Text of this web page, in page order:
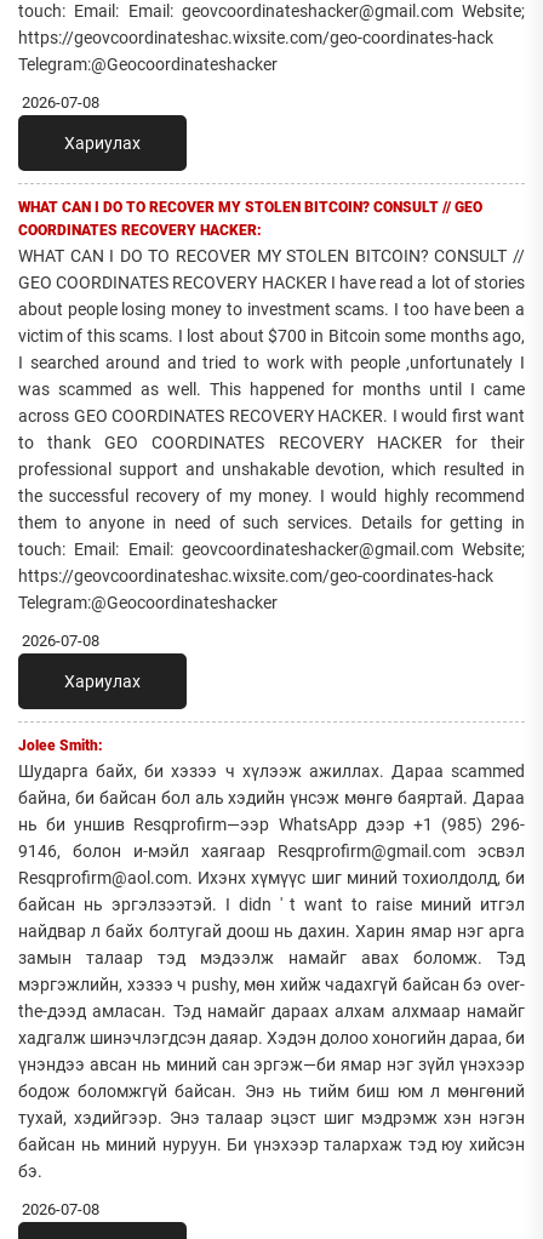
touch: Email: Email: geovcoordinateshacker@gmail.com Website;
https://geovcoordinateshac.wixsite.com/geo-coordinates-hack
Telegram:@Geocoordinateshacker
2026-07-08
Хариулах
WHAT CAN I DO TO RECOVER MY STOLEN BITCOIN? CONSULT // GEO
COORDINATES RECOVERY HACKER:
WHAT CAN I DO TO RECOVER MY STOLEN BITCOIN? CONSULT //
GEO COORDINATES RECOVERY HACKER I have read a lot of stories
about people losing money to investment scams. I too have been a
victim of this scams. I lost about $700 in Bitcoin some months ago,
I searched around and tried to work with people ,unfortunately I
was scammed as well. This happened for months until I came
across GEO COORDINATES RECOVERY HACKER. I would first want
to thank GEO COORDINATES RECOVERY HACKER for their
professional support and unshakable devotion, which resulted in
the successful recovery of my money. I would highly recommend
them to anyone in need of such services. Details for getting in
touch: Email: Email: geovcoordinateshacker@gmail.com Website;
https://geovcoordinateshac.wixsite.com/geo-coordinates-hack
Telegram:@Geocoordinateshacker
2026-07-08
Хариулах
Jolee Smith:
Шударга байх, би хэзээ ч хүлээж ажиллах. Дараа scammed
байна, би байсан бол аль хэдийн үнсэж мөнгө баяртай. Дараа
нь би уншив Resqprofirm—ээр WhatsApp дээр +1 (985) 296-
9146, болон и-мэйл хаягаар Resqprofirm@gmail.com эсвэл
Resqprofirm@aol.com. Ихэнх хүмүүс шиг миний тохиолдолд, би
байсан нь эргэлзээтэй. I didn ' t want to raise миний итгэл
найдвар л байх болтугай доош нь дахин. Харин ямар нэг арга
замын талаар тэд мэдээлж намайг авах боломж. Тэд
мэргэжлийн, хэзээ ч pushy, мөн хийж чадахгүй байсан бэ over-
the-дээд амласан. Тэд намайг дараах алхам алхмаар намайг
хадгалж шинэчлэгдсэн даяар. Хэдэн долоо хоногийн дараа, би
үнэндээ авсан нь миний сан эргэж—би ямар нэг зүйл үнэхээр
бодож боломжгүй байсан. Энэ нь тийм биш юм л мөнгөний
тухай, хэдийгээр. Энэ талаар эцэст шиг мэдрэмж хэн нэгэн
байсан нь миний нуруун. Би үнэхээр талархаж тэд юу хийсэн
бэ.
2026-07-08